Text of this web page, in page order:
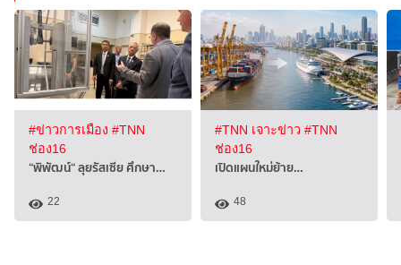
#ข่าวการเมือง #TNN
ช่อง16
“พิพัฒน์“ ลุยรัสเซีย ศึกษา…
22
#TNN เจาะข่าว #TNN
ช่อง16
เปิดแผนใหม่ย้าย…
48